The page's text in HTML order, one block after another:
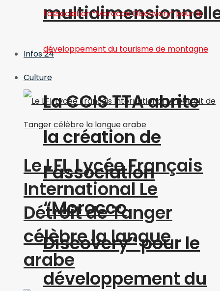
Infos 24
Culture
Le LFI, Lycée Français
International Le
Détroit de Tanger
célèbre la langue
arabe
La CCIS TTA abrite
la création de
l’association
“Morocco
Discovery” pour le
développement du